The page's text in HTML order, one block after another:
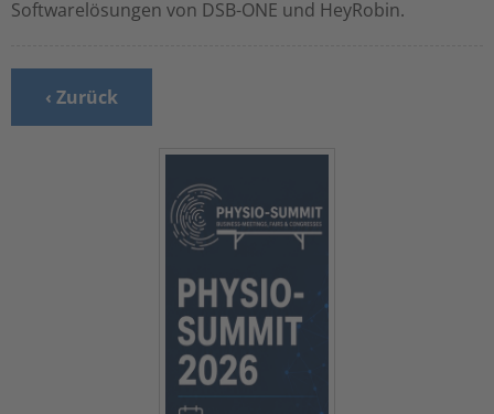
Softwarelösungen von DSB-ONE und HeyRobin.
‹ Zurück